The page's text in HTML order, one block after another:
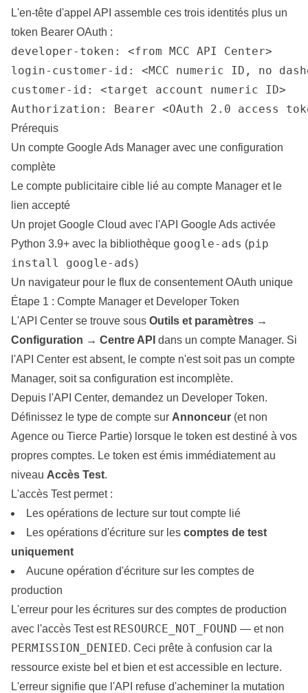
L'en-tête d'appel API assemble ces trois identités plus un
token Bearer OAuth :
developer-token: <from MCC API Center>
login-customer-id: <MCC numeric ID, no
customer-id: <target account numeric ID>
Authorization: Bearer <OAuth 2.0 access
Prérequis
Un compte Google Ads Manager avec une configuration
complète
Le compte publicitaire cible lié au compte Manager et le
lien accepté
Un projet Google Cloud avec l'API Google Ads activée
Python 3.9+ avec la bibliothèque google-ads (pip
install google-ads)
Un navigateur pour le flux de consentement OAuth unique
Étape 1 : Compte Manager et Developer Token
L'API Center se trouve sous Outils et paramètres →
Configuration → Centre API dans un compte Manager. Si
l'API Center est absent, le compte n'est soit pas un compte
Manager, soit sa configuration est incomplète.
Depuis l'API Center, demandez un Developer Token.
Définissez le type de compte sur Annonceur (et non
Agence ou Tierce Partie) lorsque le token est destiné à vos
propres comptes. Le token est émis immédiatement au
niveau Accès Test.
L'accès Test permet :
Les opérations de lecture sur tout compte lié
Les opérations d'écriture sur les comptes de test
uniquement
Aucune opération d'écriture sur les comptes de
production
L'erreur pour les écritures sur des comptes de production
avec l'accès Test est RESOURCE_NOT_FOUND — et non
PERMISSION_DENIED. Ceci prête à confusion car la
ressource existe bel et bien et est accessible en lecture.
L'erreur signifie que l'API refuse d'acheminer la mutation